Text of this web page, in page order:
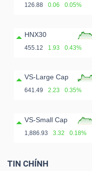
126.88 0.06 0.05%
HNX30
455.12 1.93 0.43%
VS-Large Cap
641.49 2.23 0.35%
VS-Small Cap
1,886.93 3.32 0.18%
TIN CHÍNH